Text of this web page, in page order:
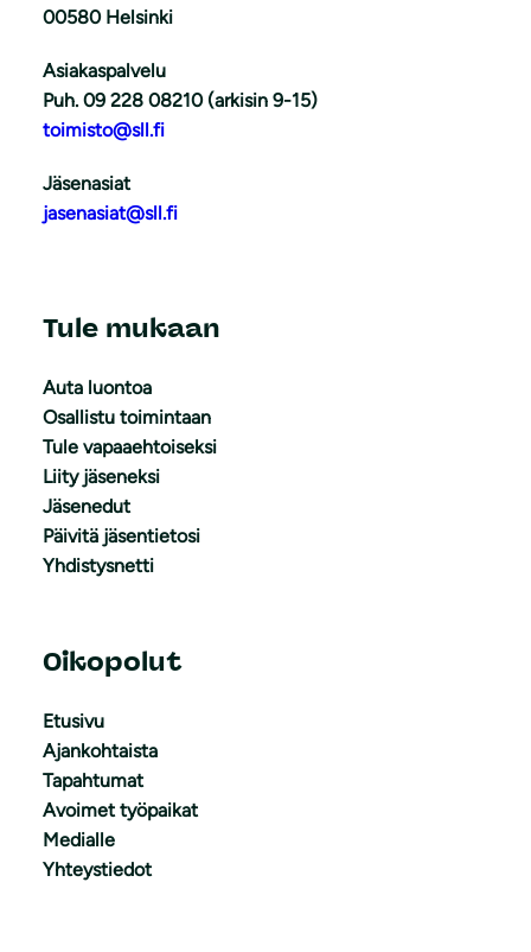
00580 Helsinki
Asiakaspalvelu
Puh. 09 228 08210 (arkisin 9-15)
toimisto@sll.fi
Jäsenasiat
jasenasiat@sll.fi
Tule mukaan
Auta luontoa
Osallistu toimintaan
Tule vapaaehtoiseksi
Liity jäseneksi
Jäsenedut
Päivitä jäsentietosi
Yhdistysnetti
Oikopolut
Etusivu
Ajankohtaista
Tapahtumat
Avoimet työpaikat
Medialle
Yhteystiedot